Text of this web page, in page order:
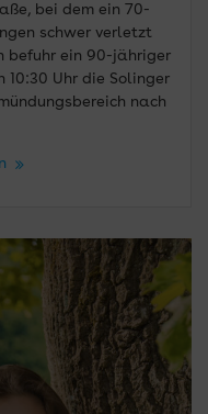
bei dem ein 70-
schwer verletzt
befuhr ein 90-jähriger
10:30 Uhr die Solinger
nach